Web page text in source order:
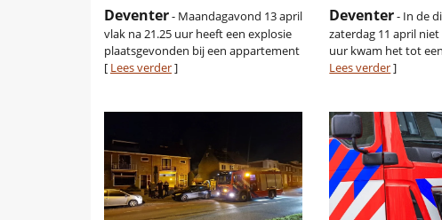
Deventer- Maandagavond 13 april
vlak na 21.25 uur heeft een explosie
plaatsgevonden bij een appartement
[ Lees verder]
Deventer- In de
zaterdag 11 april
uur kwam het tot
Lees verder]